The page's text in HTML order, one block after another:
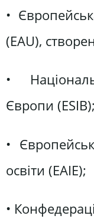
•
(EAU),
•
Європи (ESIB);
•
освіти (EAIE);
•